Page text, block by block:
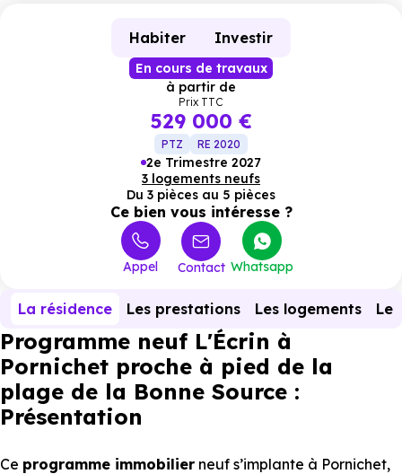
Habiter Investir
En cours de travaux
à partir de
Prix TTC
529 000 €
PTZ RE 2020
2e Trimestre 2027
3 logements neufs
Du 3 pièces au 5 pièces
Ce bien vous intéresse ?
Appel Contact Whatsapp
La résidence Les prestations Les logements Le
Programme neuf L'Écrin à
Pornichet proche à pied de la
plage de la Bonne Source :
Présentation
Ce programme immobilier neuf s’implante à Pornichet,